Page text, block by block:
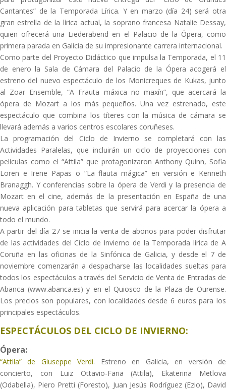
Cantantes” de la Temporada Lírica. Y en marzo (día 24) será otra
gran estrella de la lírica actual, la soprano francesa Natalie Dessay,
quien ofrecerá una Liederabend en el Palacio de la Ópera, como
primera parada en Galicia de su impresionante carrera internacional.
Como parte del Proyecto Didáctico que impulsa la Temporada, el 11
de enero la Sala de Cámara del Palacio de la Ópera acogerá el
estreno del nuevo espectáculo de los Monicreques de Kukas, junto
al Zoar Ensemble, “A Frauta máxica no maxín”, que acercará la
ópera de Mozart a los más pequeños. Una vez estrenado, este
espectáculo que combina los títeres con la música de cámara se
llevará además a varios centros escolares coruñeses.
La programación del Ciclo de Invierno se completará con las
Actividades Paralelas, que incluirán un ciclo de proyecciones con
películas como el “Attila” que protagonizaron Anthony Quinn, Sofia
Loren e Irene Papas o “La flauta mágica” en versión e Kenneth
Branaggh. Y conferencias sobre la ópera de Verdi y la presencia de
Mozart en el cine, además de la presentación en España de una
nueva aplicación para tabletas que servirá para acercar la ópera a
todo el mundo.
A partir del día 27 se inicia la venta de abonos para poder disfrutar
de las actividades del Ciclo de Invierno de la Temporada lírica de A
Coruña en las oficinas de la Sinfónica de Galicia, y desde el 7 de
noviembre comenzarán a despacharse las localidades sueltas para
todos los espectáculos a través del Servicio de Venta de Entradas de
Abanca (www.abanca.es) y en el Quiosco de la Plaza de Ourense.
Los precios son populares, con localidades desde 6 euros para los
principales espectáculos.
ESPECTÁCULOS DEL CICLO DE INVIERNO:
Ópera:
“Attila” de Giuseppe Verdi. Estreno en Galicia, en versión de
concierto, con Luiz Ottavio-Faria (Attila), Ekaterina Metlova
(Odabella), Piero Pretti (Foresto), Juan Jesús Rodríguez (Ezio), David